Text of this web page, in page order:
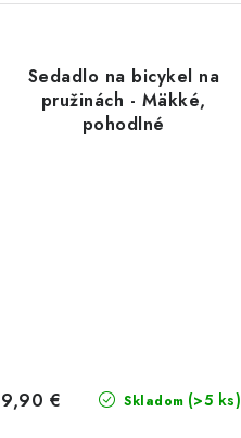
Sedadlo na bicykel na
pružinách - Mäkké,
pohodlné
Skladom (>5 ks)
9,90 €